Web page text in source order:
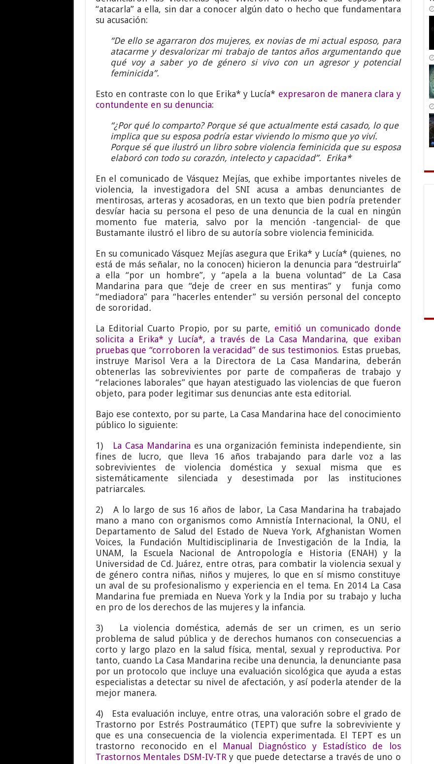
“atacarla” a ella, sin dar a conocer algún dato o hecho que fundamentara
su acusación:
“De ello se agarraron dos mujeres, ex novias de mi actual esposo, para
atacarme y desvalorizar mi trabajo de tantos años argumentando que
qué voy a saber yo de género si vivo con un agresor y potencial
feminicida”.
Esto en contraste con lo que Erika* y Lucía* expresaron de manera clara y
contundente en su denuncia:
“¿Por qué lo comparto? Porque sé que actualmente está casado, lo que
implica que su esposa podría estar viviendo lo mismo que yo viví.
Porque sé que ilustró un libro sobre violencia feminicida que su esposa
elaboró con todo su corazón, intelecto y capacidad”. Erika*
En el comunicado de Vásquez Mejías, que exhibe importantes niveles de
violencia, la investigadora del SNI acusa a ambas denunciantes de
mentirosas, arteras y acosadoras, en un texto que bien podría pretender
desvíar hacia su persona el peso de una denuncia de la cual en ningún
momento fue materia, salvo por la mención -tangencial- de que
Bustamante ilustró el libro de su autoría sobre violencia feminicida.
En su comunicado Vásquez Mejías asegura que Erika* y Lucía* (quienes, no
está de más señalar, no la conocen) hicieron la denuncia para “destruirla”
a ella “por un hombre”, y “apela a la buena voluntad” de La Casa
Mandarina para que “deje de creer en sus mentiras” y funja como
“mediadora” para “hacerles entender” su versión personal del concepto
de sororidad.
La Editorial Cuarto Propio, por su parte, emitió un comunicado donde
solicita a Erika* y Lucía*, a través de La Casa Mandarina, que exiban
pruebas que “corroboren la veracidad” de sus testimonios. Estas pruebas,
instruye Marisol Vera a la Directora de La Casa Mandarina, deberán
obtenerlas las sobrevivientes por parte de compañeras de trabajo y
“relaciones laborales” que hayan atestiguado las violencias de que fueron
objeto, para poder legitimar sus denuncias ante esta editorial.
Bajo ese contexto, por su parte, La Casa Mandarina hace del conocimiento
público lo siguiente:
1) La Casa Mandarina es una organización feminista independiente, sin
fines de lucro, que lleva 16 años trabajando para darle voz a las
sobrevivientes de violencia doméstica y sexual misma que es
sistemáticamente silenciada y desestimada por las instituciones
patriarcales.
2) A lo largo de sus 16 años de labor, La Casa Mandarina ha trabajado
mano a mano con organismos como Amnistía Internacional, la ONU, el
Departamento de Salud del Estado de Nueva York, Afghanistan Women
Voices, la Fundación Multidisciplinaria de Investigación de la India, la
UNAM, la Escuela Nacional de Antropología e Historia (ENAH) y la
Universidad de Cd. Juárez, entre otras, para combatir la violencia sexual y
de género contra niñas, niños y mujeres, lo que en sí mismo constituye
un aval de su profesionalismo y experiencia en el tema. En 2014 La Casa
Mandarina fue premiada en Nueva York y la India por su trabajo y lucha
en pro de los derechos de las mujeres y la infancia.
3) La violencia doméstica, además de ser un crimen, es un serio
problema de salud pública y de derechos humanos con consecuencias a
corto y largo plazo en la salud física, mental, sexual y reproductiva. Por
tanto, cuando La Casa Mandarina recibe una denuncia, la denunciante pasa
por un protocolo que incluye una evaluación sicológica que ayuda a estas
especialistas a detectar su nivel de afectación, y así poderla atender de la
mejor manera.
4) Esta evaluación incluye, entre otras, una valoración sobre el grado de
Trastorno por Estrés Postraumático (TEPT) que sufre la sobreviviente y
que es una consecuencia de la violencia experimentada. El TEPT es un
trastorno reconocido en el Manual Diagnóstico y Estadístico de los
Trastornos Mentales DSM-IV-TR y que puede detectarse a través de uno o